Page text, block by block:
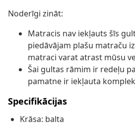
Noderīgi zināt:
Matracis nav iekļauts šīs
piedāvājam plašu matraču
matraci varat atrast mūsu
Šai gultas rāmim ir redeļu
pamatne ir iekļauta
Specifikācijas
Krāsa: balta